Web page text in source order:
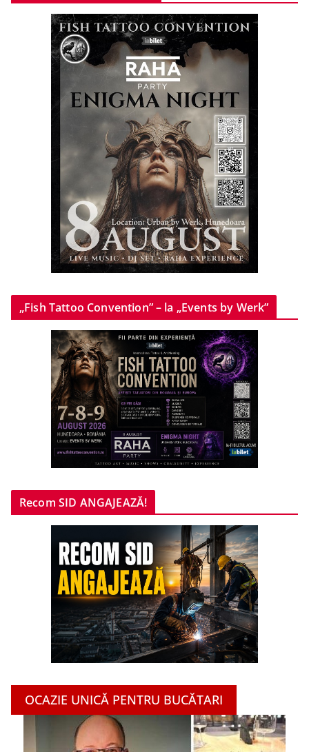
„Fish Tattoo Convention” – la „Events by Werk”
Recom SID ANGAJEAZĂ!
OCAZIE UNICĂ PENTRU BUCĂTARI